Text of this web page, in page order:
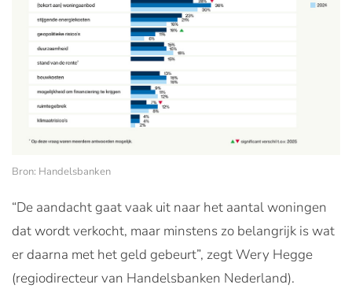
Bron: Handelsbanken
“De aandacht gaat vaak uit naar het aantal woningen
dat wordt verkocht, maar minstens zo belangrijk is wat
er daarna met het geld gebeurt”, zegt Wery Hegge
(regiodirecteur van Handelsbanken Nederland).